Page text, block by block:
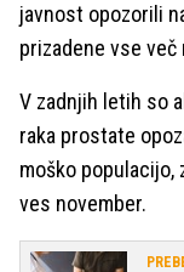
javnost opozorili
prizadene vse več
V zadnjih letih so
raka prostate
moško populacijo,
ves november.